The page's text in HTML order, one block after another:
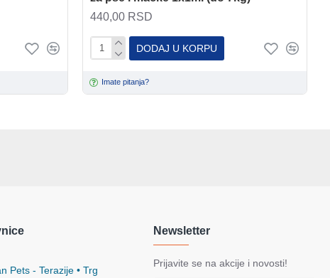
440,00 RSD
DODAJ U KORPU
Imate pitanja?
Pets - Terazije • Trg
Newsletter
Prijavite se na akcije i novosti!